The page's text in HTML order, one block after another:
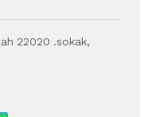
22020 .sokak,